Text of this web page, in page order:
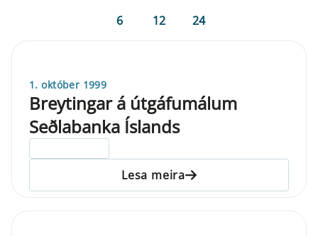
6 12 24
1. október 1999
Breytingar á útgáfumálum
Seðlabanka Íslands
Lesa meira